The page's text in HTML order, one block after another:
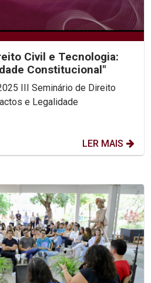
Civil e Tecnologia:
Constitucional"
Direito
e Legalidade
LER MAIS